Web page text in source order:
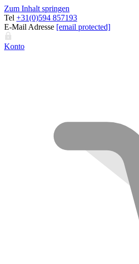
Zum Inhalt springen
Tel +31(0)594 857193
E-Mail Adresse [email protected]
Konto